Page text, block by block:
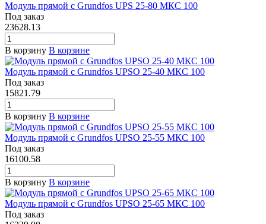
Модуль прямой с Grundfos UPS 25-80 МКС 100
Под заказ
23628.13
В корзину В корзине
Модуль прямой с Grundfos UPSO 25-40 МКС 100
Под заказ
15821.79
В корзину В корзине
Модуль прямой с Grundfos UPSO 25-55 МКС 100
Под заказ
16100.58
В корзину В корзине
Модуль прямой с Grundfos UPSO 25-65 МКС 100
Под заказ